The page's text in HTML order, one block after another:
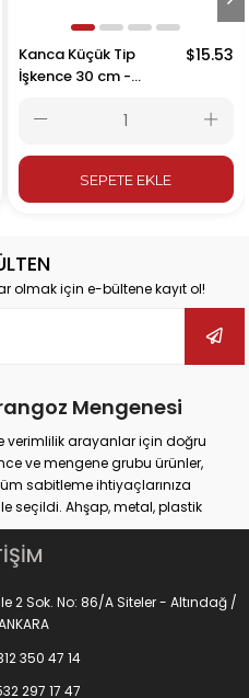
Kanca Küçük Tip
İşkence 30 cm -
$15.53
SEPETE EKLE
olmak için e-bültene kayıt ol!
Mengenesi
verimlilik arayanlar için doğru
ve mengene grubu ürünler,
sabitleme ihtiyaçlarınıza
seçildi. Ahşap, metal, plastik
sağlayan ürünlerimiz;
ve tamir gibi pek çok alanda
vadediyor.
olun, ister evde basit
hem iş güvenliğinizi
ray işkencelerinden kazancı
her kullanım alanına
2 Sok. No: 86/A Siteler - Altındağ /
350 47 14
297 17 47